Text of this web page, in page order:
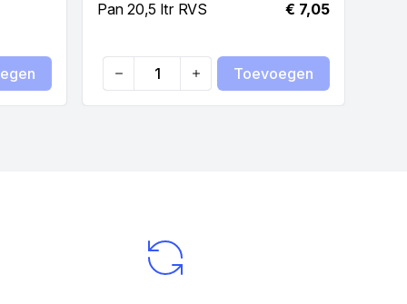
Pan 20,5 ltr RVS € 7,05
Quantity
Toevoegen